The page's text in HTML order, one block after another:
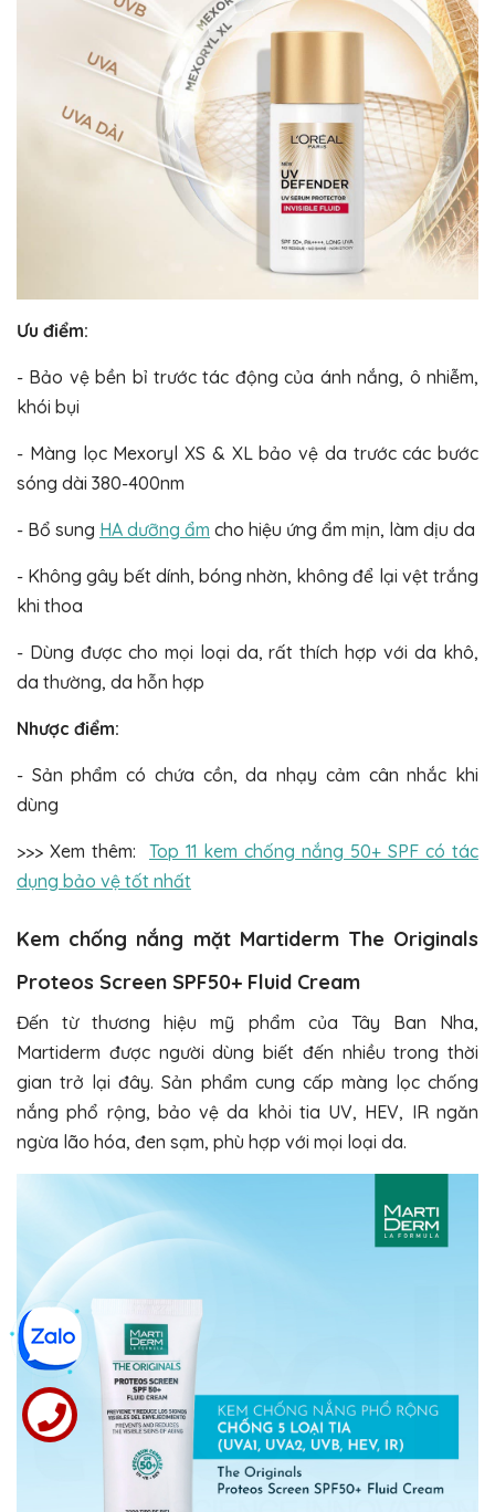
Ưu điểm:
- Bảo vệ bền bỉ trước tác động của ánh nắng, ô nhiễm,
khói bụi
- Màng lọc Mexoryl XS & XL bảo vệ da trước các bước
sóng dài 380-400nm
- Bổ sung HA dưỡng ẩm cho hiệu ứng ẩm mịn, làm dịu da
- Không gây bết dính, bóng nhờn, không để lại vệt trắng
khi thoa
- Dùng được cho mọi loại da, rất thích hợp với da khô,
da thường, da hỗn hợp
Nhược điểm:
- Sản phẩm có chứa cồn, da nhạy cảm cân nhắc khi
dùng
>>> Xem thêm: Top 11 kem chống nắng 50+ SPF có tác
dụng bảo vệ tốt nhất
Kem chống nắng mặt Martiderm The Originals
Proteos Screen SPF50+ Fluid Cream
Đến từ thương hiệu mỹ phẩm của Tây Ban Nha,
Martiderm được người dùng biết đến nhiều trong thời
gian trở lại đây. Sản phẩm cung cấp màng lọc chống
nắng phổ rộng, bảo vệ da khỏi tia UV, HEV, IR ngăn
ngừa lão hóa, đen sạm, phù hợp với mọi loại da.